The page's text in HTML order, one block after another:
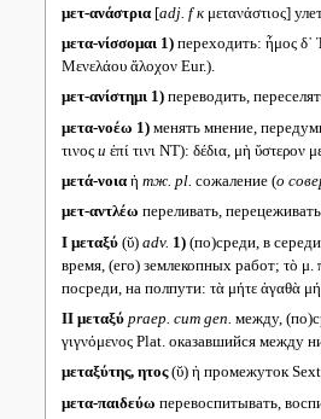
μετ-ανάστρια [adj. f кμετανάστιος]
μετα-νίσσομαι 1)переходить: ἦμος δ᾽
Μενελάου ἄλοχον Eur.).
μετ-ανίστημι 1)переводить,
μετα-νοέω 1)менять мнение,
τινος и ἐπί τινι NT): δέδια, μὴ
μετά-νοια ἡ тж. pl. сожаление (о
μετ-αντλέω переливать,
I μεταξύ(ῠ) adv. 1)(по)среди, в
время, (его) землекопных работ; τὸ μ.
посреди, на полпути: τὰ μήτε ἀγαθὰ
II μεταξύ praep. cum gen. между,
γιγνόμενος Plat. оказавшийся между
μεταξύτης, ητος(ῠ) ἡ промежуток
μετα-παιδεύω перевоспитывать,